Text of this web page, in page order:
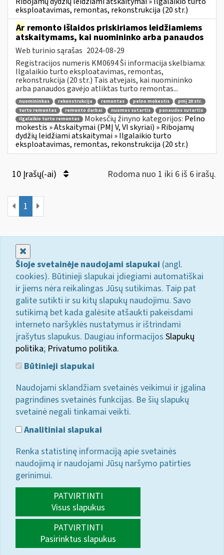
eksploatavimas, remontas, rekonstrukcija (20 str.)
Ar remonto išlaidos priskiriamos leidžiamiems
atskaitymams, kai nuomininko arba panaudos
Web turinio sąrašas 2024-08-29
Registracijos numeris KM0694 Ši informacija skelbiama:
Ilgalaikio turto eksploatavimas, remontas,
rekonstrukcija (20 str.) Tais atvejais, kai nuomininko
arba panaudos gavėjo atliktas turto remontas...
nuomininkas rekonstrukcija remontas pelno mokestis
pmį 20 str.
turto remontas
remonto darbai nuomos sutartis
panaudos sutartis
ilgalaikio turto remontas
Mokesčių žinyno kategorijos: Pelno
mokestis » Atskaitymai (PMĮ V, VI skyriai) » Ribojamų
dydžių leidžiami atskaitymai » Ilgalaikio turto
eksploatavimas, remontas, rekonstrukcija (20 str.)
10 Įrašų(-ai) Rodoma nuo 1 iki 6 iš 6 irašų.
1
Šioje svetainėje naudojami slapukai (angl.
cookies). Būtinieji slapukai įdiegiami automatiškai
ir jiems nėra reikalingas Jūsų sutikimas. Taip pat
galite sutikti ir su kitų slapukų naudojimu. Savo
sutikimą bet kada galėsite atšaukti pakeisdami
interneto naršyklės nustatymus ir ištrindami
įrašytus slapukus. Daugiau informacijos Slapukų
politika; Privatumo politika.
Būtinieji slapukai
Naudojami sklandžiam svetainės veikimui ir įgalina
pagrindines svetainės funkcijas. Be šių slapukų
svetainė negali tinkamai veikti.
Analitiniai slapukai
Renka statistinę informaciją apie svetainės
naudojimą ir naudojami Jūsų naršymo patirties
gerinimui.
PATVIRTINTI
Visus slapukus
PATVIRTINTI
Pasirinktus slapukus